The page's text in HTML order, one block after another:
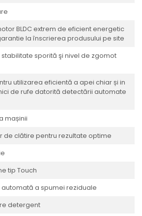
BLDC extrem de eficient energetic
la înscrierea produsului pe site
stabilitate sporită şi nivel de zgomot
utilizarea eficientă a apei chiar și in
de rufe datorită detectării automate
mașinii
de clătire pentru rezultate optime
tip Touch
a spumei reziduale
detergent